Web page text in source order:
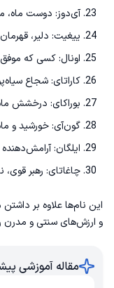
آی‌دوز: دوست ماه،
ییغیت: دلیر، قهرمان
اونال: کسی که
کاراتای: شجاع
بوراکای: درخشش
گون‌آی: خورشید و
ایلگان:
چاغاتای: رهبر قوی،
این نام‌ها علاوه بر داشتن
و ارزش‌های سنتی و مدرن
مقاله آموزشی